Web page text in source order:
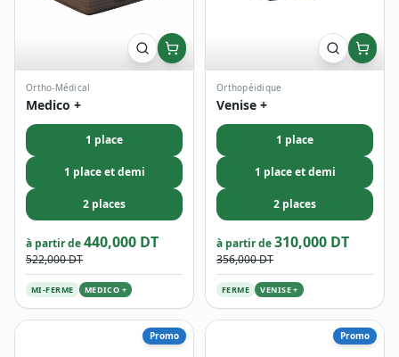
Ortho-Médical
Medico +
1 place
1 place et demi
2 places
à partir de440,000 DT
522,000 DT
MI-FERME MEDICO +
Orthopéidique
Venise +
1 place
1 place et demi
2 places
à partir de310,000 DT
356,000 DT
FERME VENISE +
Promo Promo